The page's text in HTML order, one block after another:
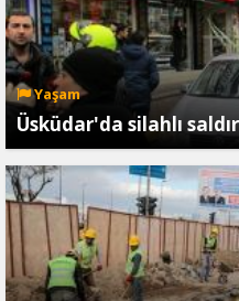
Yaşam
Üsküdar'da silahlı